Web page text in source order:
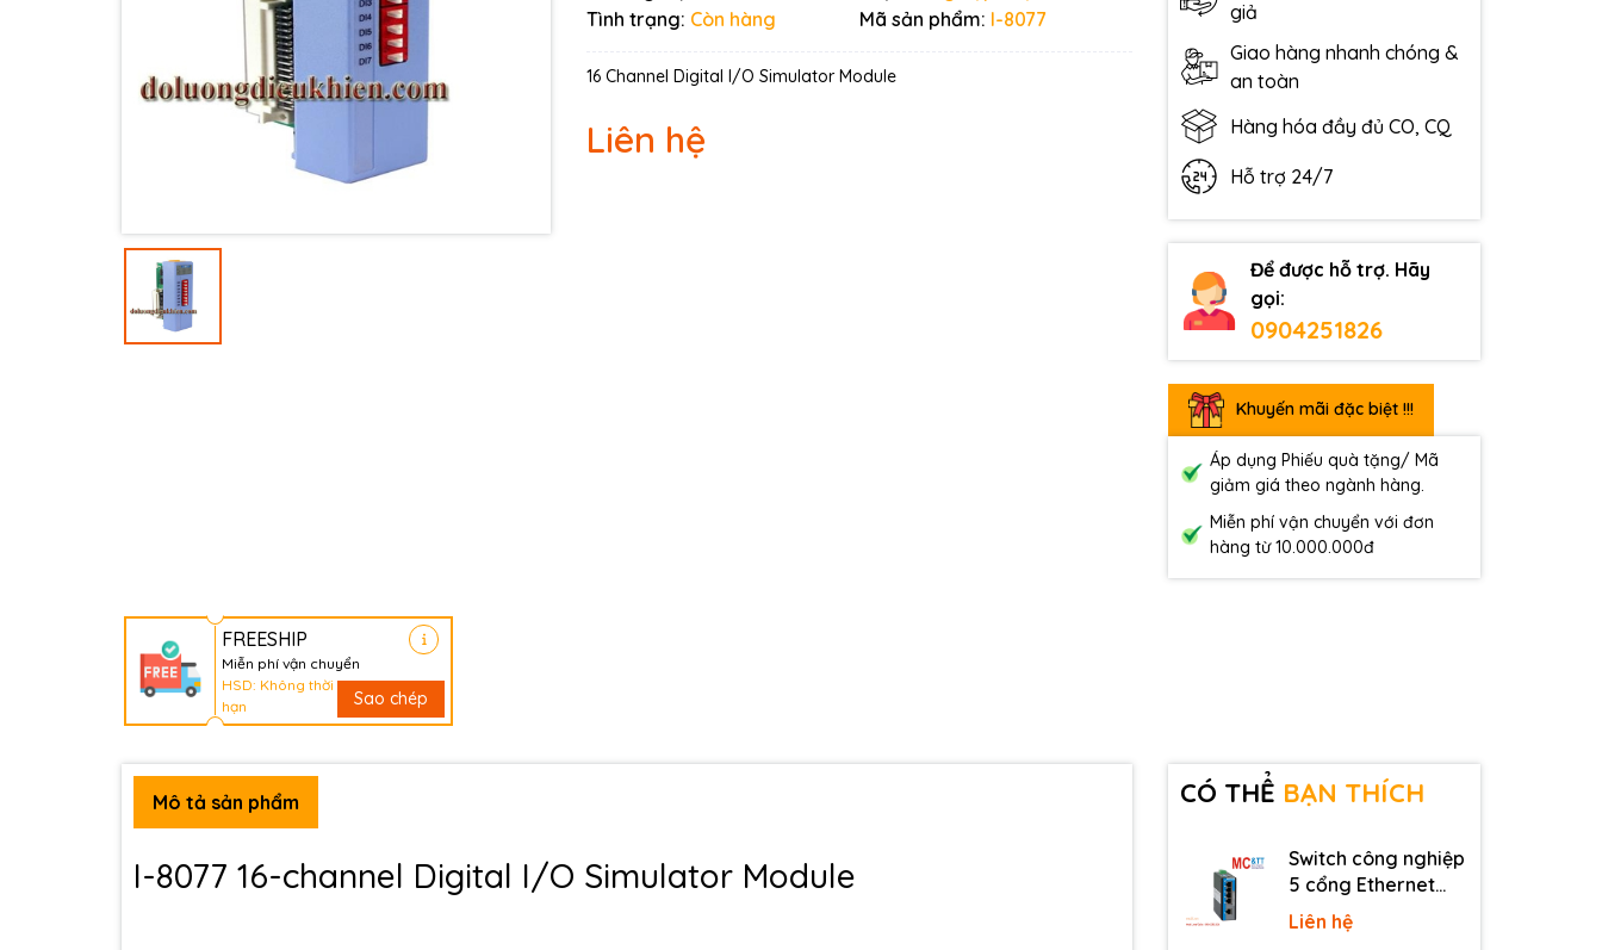
Tình trạng: Còn hàng Mã sản phẩm: I-8077
16 Channel Digital I/O Simulator Module
Liên hệ
giả
Giao hàng nhanh chóng &
an toàn
Hàng hóa đầy đủ CO, CQ
Hỗ trợ 24/7
Để được hỗ trợ. Hãy
gọi:
0904251826
Khuyến mãi đặc biệt !!!
Áp dụng Phiếu quà tặng/ Mã
giảm giá theo ngành hàng.
Miễn phí vận chuyển với đơn
hàng từ 10.000.000đ
FREESHIP
Miễn phí vận chuyển
HSD: Không thời
hạn
Sao chép
Mô tả sản phẩm
I-8077 16-channel Digital I/O Simulator Module
CÓ THỂ BẠN THÍCH
Switch công nghiệp
5 cổng Ethernet
3Onedata IES2105-
5T-P48
Liên hệ